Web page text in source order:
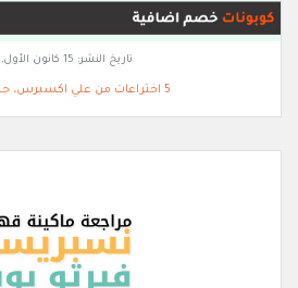
تاريخ النشر: 15 كانون الأول, 2023
5 اختراعات من علي اكسبرس، جربها الان - 11